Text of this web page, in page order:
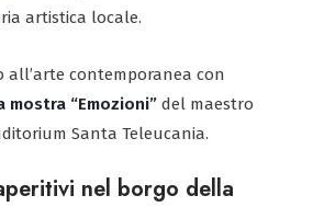
artistica locale.
all’arte contemporanea con
mostra “Emozioni” del maestro
Santa Teleucania.
nel borgo della